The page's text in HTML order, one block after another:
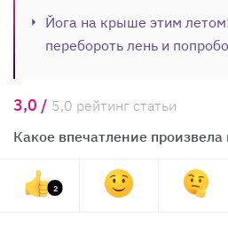
Йога на крыше этим
перебороть лень и
3,0 / 5,0 рейтинг статьи
Какое впечатление произвела
2